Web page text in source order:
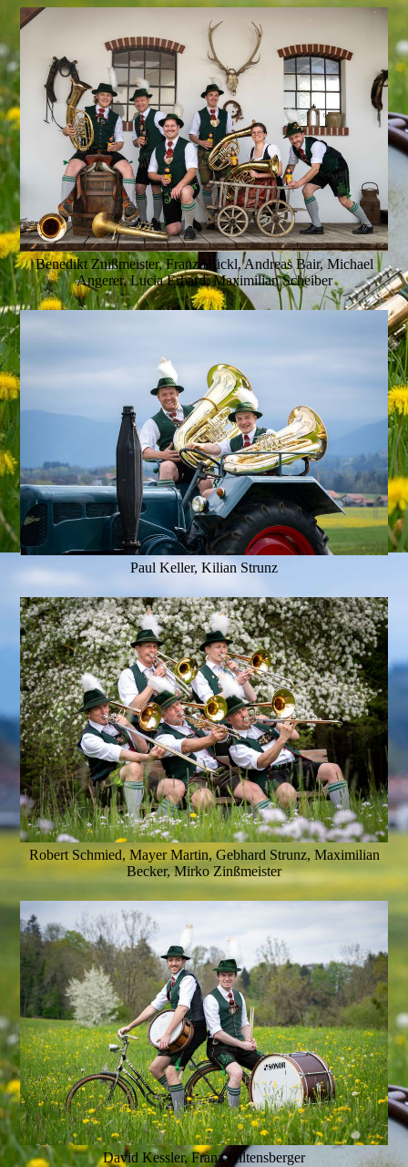
Benedikt Znißmeister, Franz Hückl, Andreas Bair, Michael
Angerer, Lucia Erhard, Maximilian Scheiber
Paul Keller, Kilian Strunz
Robert Schmied, Mayer Martin, Gebhard Strunz, Maximilian
Becker, Mirko Zinßmeister
David Kessler, Franz Hiltensberger